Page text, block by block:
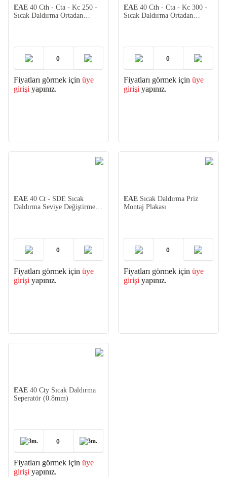
EAE 40 Cth - Cta - Kc 250 -
Sıcak Daldırma Ortadan
Fiyatları görmek için üye
girişi yapınız.
EAE 40 Cth - Cta - Kc 300 -
Sıcak Daldırma Ortadan
Fiyatları görmek için üye
girişi yapınız.
EAE 40 Ct - SDE Sıcak
Daldırma Seviye Değiştirme
Fiyatları görmek için üye
girişi yapınız.
EAE Sıcak Daldırma Priz
Montaj Plakası
Fiyatları görmek için üye
girişi yapınız.
EAE 40 Cty Sıcak Daldırma
Seperatör (0.8mm)
3m.
3m.
Fiyatları görmek için üye
girişi yapınız.